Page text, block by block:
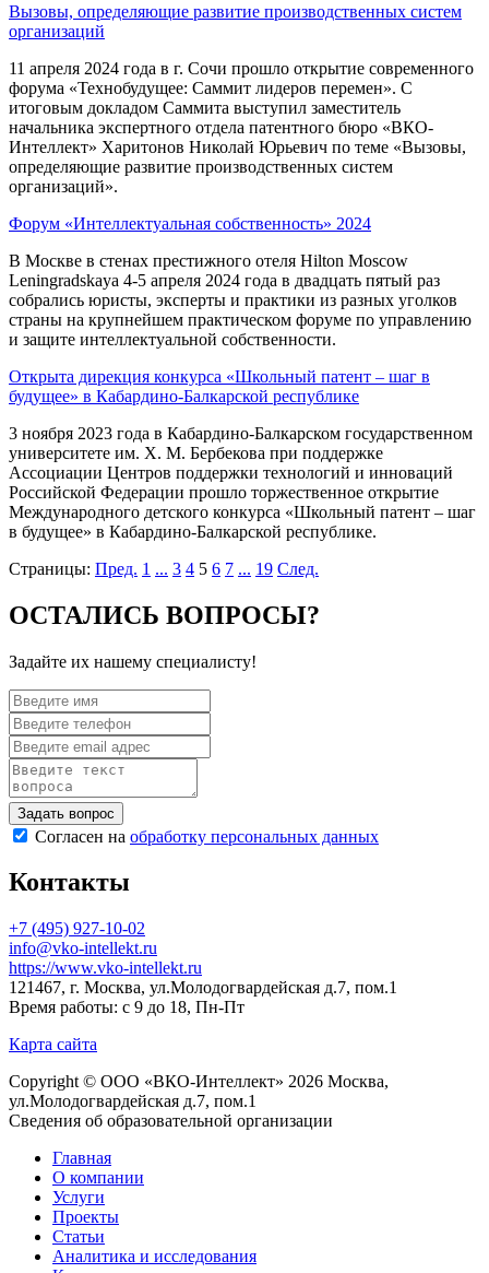
Вызовы, определяющие развитие производственных систем
организаций
11 апреля 2024 года в г. Сочи прошло открытие современного
форума «Технобудущее: Саммит лидеров перемен». С
итоговым докладом Саммита выступил заместитель
начальника экспертного отдела патентного бюро «ВКО-
Интеллект» Харитонов Николай Юрьевич по теме «Вызовы,
определяющие развитие производственных систем
организаций».
Форум «Интеллектуальная собственность» 2024
В Москве в стенах престижного отеля Hilton Moscow
Leningradskaya 4-5 апреля 2024 года в двадцать пятый раз
собрались юристы, эксперты и практики из разных уголков
страны на крупнейшем практическом форуме по управлению
и защите интеллектуальной собственности.
Открыта дирекция конкурса «Школьный патент – шаг в
будущее» в Кабардино-Балкарской республике
3 ноября 2023 года в Кабардино-Балкарском государственном
университете им. Х. М. Бербекова при поддержке
Ассоциации Центров поддержки технологий и инноваций
Российской Федерации прошло торжественное открытие
Международного детского конкурса «Школьный патент – шаг
в будущее» в Кабардино-Балкарской республике.
Страницы: Пред. 1 ... 3 4 5 6 7 ... 19 След.
ОСТАЛИСЬ ВОПРОСЫ?
Задайте их нашему специалисту!
Согласен на обработку персональных данных
Контакты
+7 (495) 927-10-02
info@vko-intellekt.ru
https://www.vko-intellekt.ru
121467, г. Москва, ул.Молодогвардейская д.7, пом.1
Время работы: с 9 до 18, Пн-Пт
Карта сайта
Copyright © ООО «ВКО-Интеллект» 2026 Москва,
ул.Молодогвардейская д.7, пом.1
Сведения об образовательной организации
Главная
О компании
Услуги
Проекты
Статьи
Аналитика и исследования